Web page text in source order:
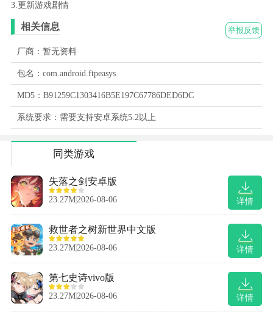
3.更新游戏剧情
举报反馈
相关信息
厂商：暂无资料
包名：com.android.ftpeasys
MD5：B91259C1303416B5E197C67786DED6DC
系统要求：需要支持安卓系统5.2以上
同类游戏
详情
失落之剑安卓版
23.27M2026-08-06
详情
救世者之树新世界中文版
23.27M2026-08-06
详情
第七史诗vivo版
23.27M2026-08-06